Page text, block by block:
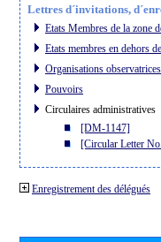
Lettres d´invitations,
Etats Membres de la zone
Etats membres en dehors
Organisations observatrices
Pouvoirs
Circulaires administratives
[DM-1147]
[Circular Letter
Enregistrement des délégués